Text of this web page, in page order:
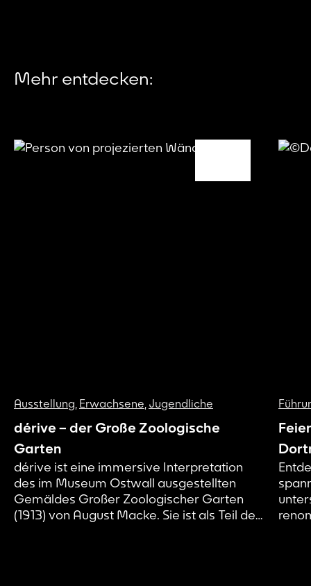
Mehr entdecken:
Ausstellung, Erwachsene, Jugendliche
dérive – der Große Zoologische
Garten
dérive ist eine immersive Interpretation
des im Museum Ostwall ausgestellten
Gemäldes Großer Zoologischer Garten
(1913) von August Macke. Sie ist als Teil des